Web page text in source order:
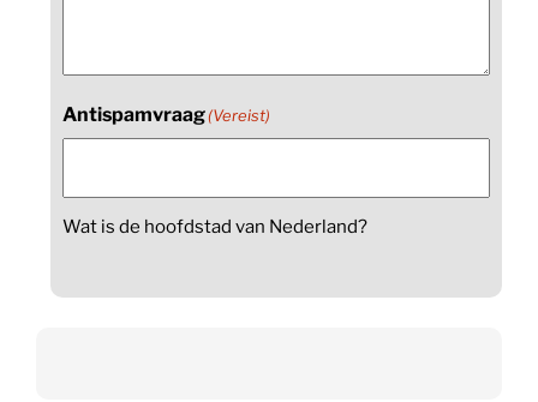
Antispamvraag(Vereist)
Wat is de hoofdstad van Nederland?